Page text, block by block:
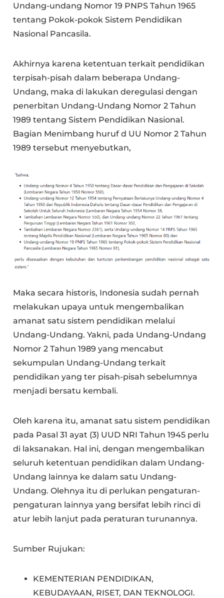
Undang-undang Nomor 19 PNPS Tahun 1965
tentang Pokok-pokok Sistem Pendidikan
Nasional Pancasila.
Akhirnya karena ketentuan terkait pendidikan
terpisah-pisah dalam beberapa Undang-
Undang, maka di lakukan deregulasi dengan
penerbitan Undang-Undang Nomor 2 Tahun
1989 tentang Sistem Pendidikan Nasional.
Bagian Menimbang huruf d UU Nomor 2 Tahun
1989 tersebut menyebutkan,
Maka secara historis, Indonesia sudah pernah
melakukan upaya untuk mengembalikan
amanat satu sistem pendidikan melalui
Undang-Undang. Yakni, pada Undang-Undang
Nomor 2 Tahun 1989 yang mencabut
sekumpulan Undang-Undang terkait
pendidikan yang ter pisah-pisah sebelumnya
menjadi bersatu kembali.
Oleh karena itu, amanat satu sistem pendidikan
pada Pasal 31 ayat (3) UUD NRI Tahun 1945 perlu
di laksanakan. Hal ini, dengan mengembalikan
seluruh ketentuan pendidikan dalam Undang-
Undang lainnya ke dalam satu Undang-
Undang. Olehnya itu di perlukan pengaturan-
pengaturan lainnya yang bersifat lebih rinci di
atur lebih lanjut pada peraturan turunannya.
Sumber Rujukan:
KEMENTERIAN PENDIDIKAN,
KEBUDAYAAN, RISET, DAN TEKNOLOGI.